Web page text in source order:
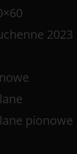
2023
pionowe